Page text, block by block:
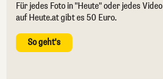
Für jedes Foto in "Heute" oder jedes Video
auf Heute.at gibt es 50 Euro.
So geht's